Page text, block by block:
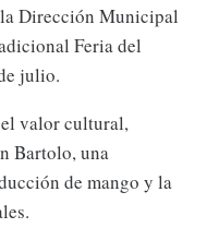
Dirección Municipal
Feria del
julio.
valor cultural,
Bartolo, una
de mango y la